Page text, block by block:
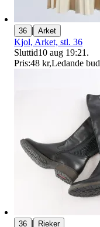
36 | Arket
Kjol, Arket, stl. 36
Sluttid10 aug 19:21 .
Pris:48 kr,Ledande bud
36 | Rieker